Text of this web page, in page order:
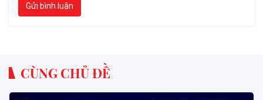
Gửi bình luận
CÙNG CHỦ ĐỀ